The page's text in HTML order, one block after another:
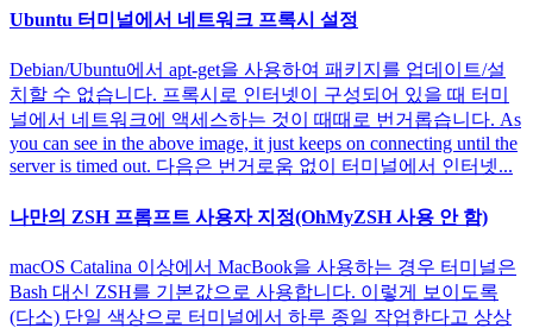
Ubuntu 터미널에서 네트워크 프록시 설정
Debian/Ubuntu에서 apt-get을 사용하여 패키지를 업데이트/설
치할 수 없습니다. 프록시로 인터넷이 구성되어 있을 때 터미
널에서 네트워크에 액세스하는 것이 때때로 번거롭습니다. As
you can see in the above image, it just keeps on connecting until the
server is timed out. 다음은 번거로움 없이 터미널에서 인터넷...
나만의 ZSH 프롬프트 사용자 지정(OhMyZSH 사용 안 함)
macOS Catalina 이상에서 MacBook을 사용하는 경우 터미널은
Bash 대신 ZSH를 기본값으로 사용합니다. 이렇게 보이도록
(다소) 단일 색상으로 터미널에서 하루 종일 작업한다고 상상